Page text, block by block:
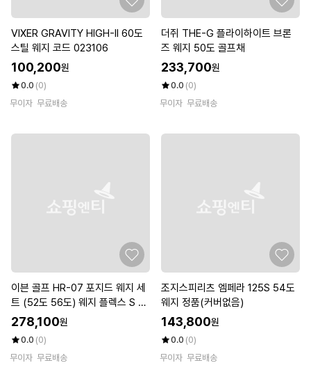
VIXER GRAVITY HIGH-II 60도
스틸 웨지 코드 023106
100,200원
0.0 (0)
무이자 무료배송
더쥐 THE-G 플라이하이트 브론
즈 웨지 50도 골프채
233,700원
0.0 (0)
무이자 무료배송
이븐 골프 HR-07 포지드 웨지 세
트 (52도 56도) 웨지 플렉스 S 강
도 이븐 골프 코리아 정품
278,100원
0.0 (0)
무이자 무료배송
조지스피리츠 엠페라 125S 54도
웨지 정품(커버없음)
143,800원
0.0 (0)
무이자 무료배송